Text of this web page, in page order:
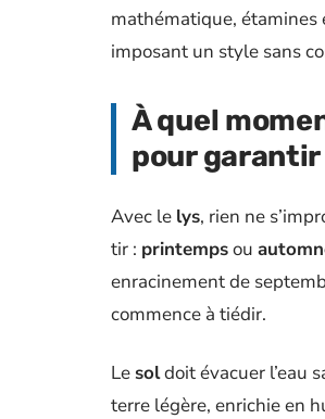
mathématique, étamines
imposant un style sans
À quel
pour
Avec le lys, rien ne
tir : printempsou
enracinement de
commence à tiédir.
Le soldoit évacuer l’eau
terre légère, enrichie en